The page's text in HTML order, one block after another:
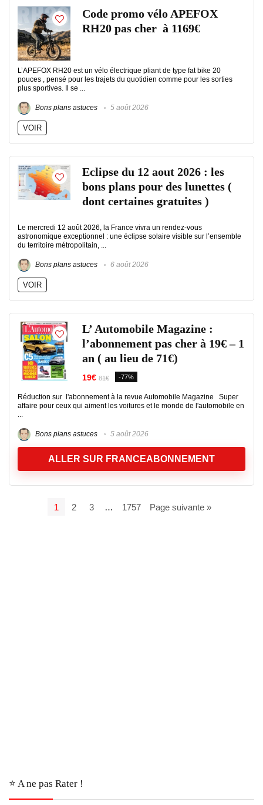
Code promo vélo APEFOX
RH20 pas cher à 1169€
L’APEFOX RH20 est un vélo électrique pliant de type fat bike 20
pouces , pensé pour les trajets du quotidien comme pour les sorties
plus sportives. Il se ...
Bons plans astuces 5 août 2026
VOIR
Eclipse du 12 aout 2026 : les
bons plans pour des lunettes (
dont certaines gratuites )
Le mercredi 12 août 2026, la France vivra un rendez-vous
astronomique exceptionnel : une éclipse solaire visible sur l’ensemble
du territoire métropolitain, ...
Bons plans astuces 6 août 2026
VOIR
L’ Automobile Magazine :
l’abonnement pas cher à 19€ – 1
an ( au lieu de 71€)
19€ 81€ -77%
Réduction sur l'abonnement à la revue Automobile Magazine Super
affaire pour ceux qui aiment les voitures et le monde de l'automobile en
...
Bons plans astuces 5 août 2026
ALLER SUR FRANCEABONNEMENT
1 2 3 … 1757 Page suivante »
⭐️ A ne pas Rater !